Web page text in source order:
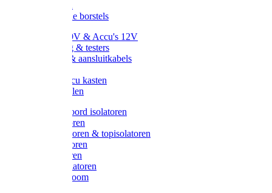
Hygienische borstels
Batterijen 9V & Accu's 12V
Beveiliging & testers
Kabelsets & aansluitkabels
Metalen accu kasten
Zonnepanelen
Draad & koord isolatoren
Ringisolatoren
Extra isolatoren & topisolatoren
Hoekisolatoren
Lintisolatoren
Afstandisolatoren
Isolatorenboom